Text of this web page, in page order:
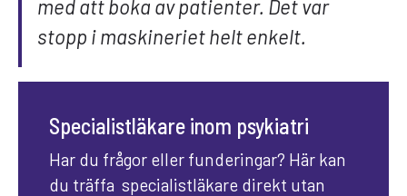
med att boka av patienter. Det var
stopp i maskineriet helt enkelt.
Specialistläkare inom psykiatri
Har du frågor eller funderingar? Här kan
du träffa specialistläkare direkt utan